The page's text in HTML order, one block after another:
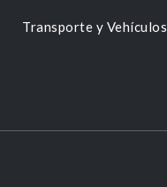
Transporte y Vehículos